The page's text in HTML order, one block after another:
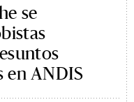
se
en ANDIS